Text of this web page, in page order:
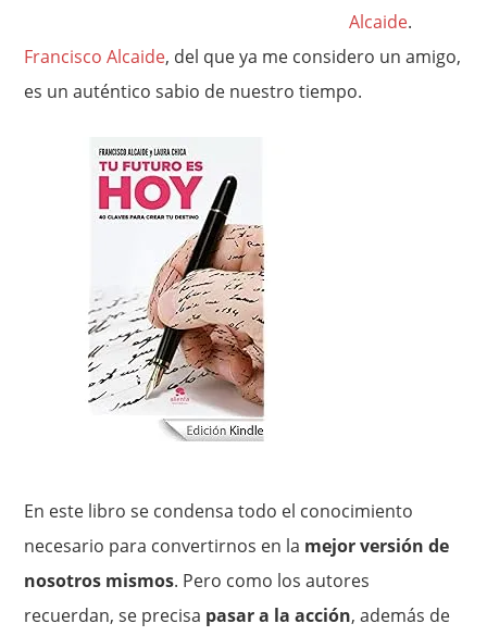
Alcaide.
Francisco Alcaide, del que ya me considero un amigo,
es un auténtico sabio de nuestro tiempo.
En este libro se condensa todo el conocimiento
necesario para convertirnos en la mejor versión de
nosotros mismos. Pero como los autores
recuerdan, se precisa pasar a la acción, además de